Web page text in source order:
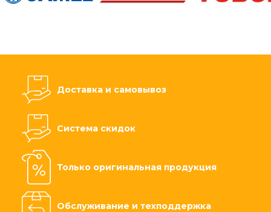
Доставка и самовывоз
Система скидок
Только оригинальная продукция
Обслуживание и техподдержка